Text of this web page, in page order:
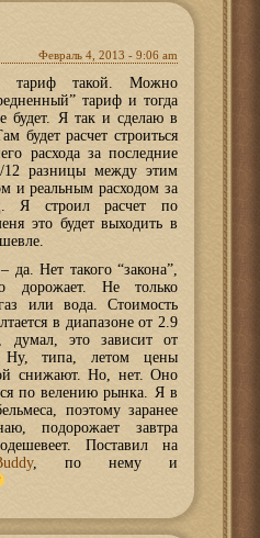
Февраль 4, 2013 - 9:06 am
тариф такой. Можно
тариф и тогда
будет. Я так и сделаю в
будет расчет строиться
расхода за последние
12 разницы между этим
и реальным расходом за
Я строил расчет по
это будет выходить в
Нет такого “закона”,
дорожает. Не только
или вода. Стоимость
в диапазоне от 2.9
думал, это зависит от
Ну, типа, летом цены
снижают. Но, нет. Оно
по велению рынка. Я в
поэтому заранее
подорожает завтра
Поставил на
, по нему и